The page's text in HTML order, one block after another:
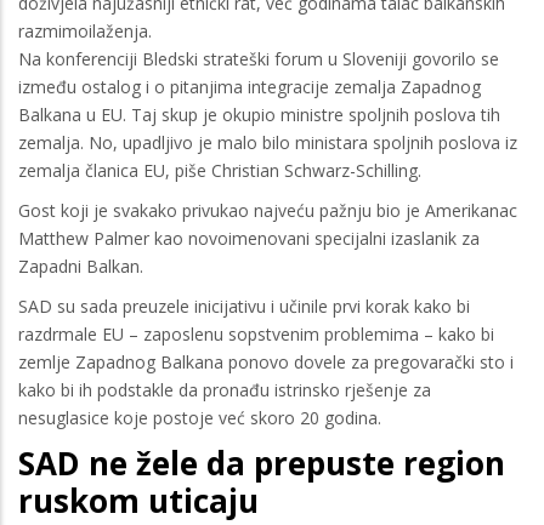
razmimoilaženja.
Na konferenciji Bledski strateški forum u Sloveniji govorilo se
između ostalog i o pitanjima integracije zemalja Zapadnog
Balkana u EU. Taj skup je okupio ministre spoljnih poslova tih
zemalja. No, upadljivo je malo bilo ministara spoljnih poslova iz
zemalja članica EU, piše Christian Schwarz-Schilling.
Gost koji je svakako privukao najveću pažnju bio je Amerikanac
Matthew Palmer kao novoimenovani specijalni izaslanik za
Zapadni Balkan.
SAD su sada preuzele inicijativu i učinile prvi korak kako bi
razdrmale EU – zaposlenu sopstvenim problemima – kako bi
zemlje Zapadnog Balkana ponovo dovele za pregovarački sto i
kako bi ih podstakle da pronađu istrinsko rješenje za
nesuglasice koje postoje već skoro 20 godina.
SAD ne žele da prepuste region
ruskom uticaju